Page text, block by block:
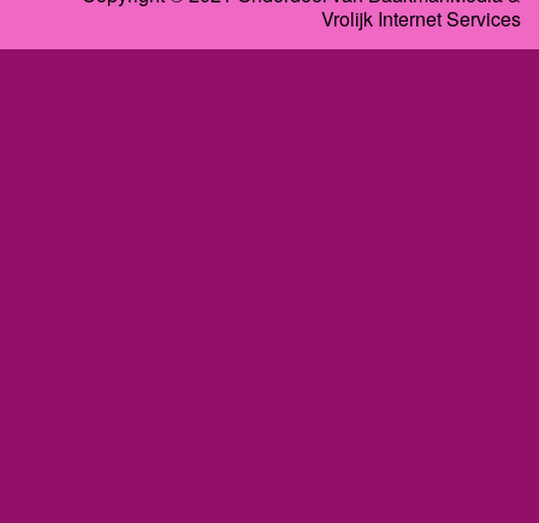
Vrolijk Internet Services